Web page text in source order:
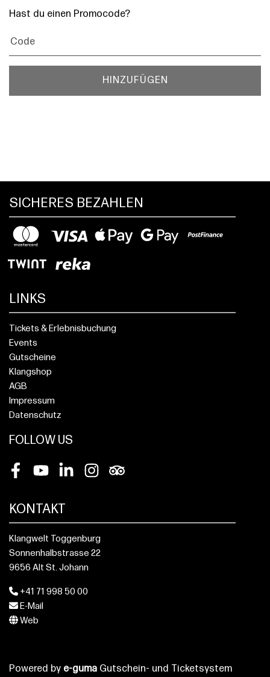
Hast du einen Promocode?
HINZUFÜGEN
SICHERES BEZAHLEN
LINKS
Tickets & Erlebnisbuchung
Events
Gutscheine
Klangshop
AGB
Impressum
Datenschutz
FOLLOW US
FacebookYoutubeLinkedInInstagramTripadvisor
KONTAKT
Klangwelt Toggenburg
Sonnenhalbstrasse 22
9656 Alt St. Johann
+41 71 998 50 00
E-Mail
Web
Powered by e-guma Gutschein- und Ticketsystem